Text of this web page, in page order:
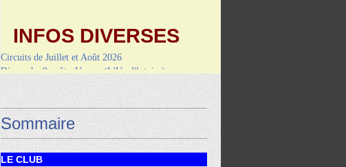
INFOS DIVERSES
Circuits de Juillet et Août 2026
Dimanche 9 août : Vayrac (L'Uxel'lotoise)
Vendredi 4 septembre-RANDO/REPASde Montcuq
Sommaire
LE CLUB